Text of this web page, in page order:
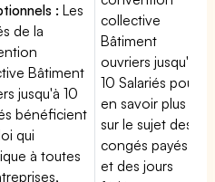
: Les
de la
Bâtiment
jusqu'à 10
bénéficient
qui
à toutes
collective
Bâtiment
ouvriers jusqu'à
10 Salariés pour
en savoir plus
sur le sujet des
congés payés
et des jours